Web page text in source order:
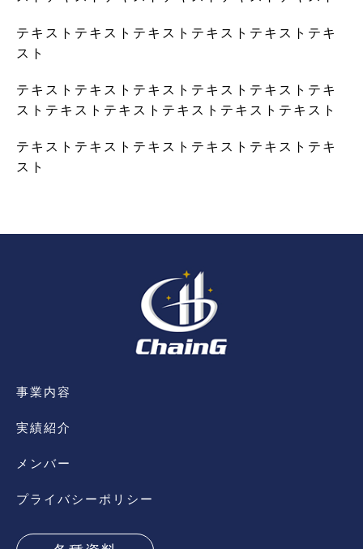
テキストテキストテキストテキストテキストテキ
スト
テキストテキストテキストテキストテキストテキ
ストテキストテキストテキストテキストテキスト
テキストテキストテキストテキストテキストテキ
スト
事業内容
実績紹介
メンバー
プライバシーポリシー